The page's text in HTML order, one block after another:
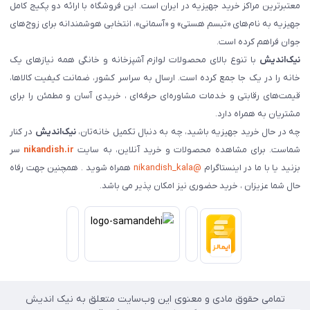
معتبرترین مراکز خرید جهیزیه در ایران است. این فروشگاه با ارائه دو پکیج کامل
جهیزیه به نام‌های «تبسم هستی» و «آسمانی»، انتخابی هوشمندانه برای زوج‌های
جوان فراهم کرده است.
نیک‌اندیش با تنوع بالای محصولات لوازم آشپزخانه و خانگی همه نیازهای یک
خانه را در یک جا جمع کرده است. ارسال به سراسر کشور، ضمانت کیفیت کالاها،
قیمت‌های رقابتی و خدمات مشاوره‌ای حرفه‌ای ، خریدی آسان و مطمئن را برای
مشتریان به همراه دارد.
چه در حال خرید جهیزیه باشید، چه به دنبال تکمیل خانه‌تان،نیک‌اندیش در کنار
شماست. برای مشاهده محصولات و خرید آنلاین، به سایت nikandish.ir سر
بزنید یا با ما در اینستاگرام @nikandish_kala
همراه شوید . همچنین جهت رفاه
حال شما عزیزان ، خرید حضوری نیز امکان پذیر می باشد.
تمامی حقوق مادی و معنوی این وب‌سایت متعلق به نیک اندیش